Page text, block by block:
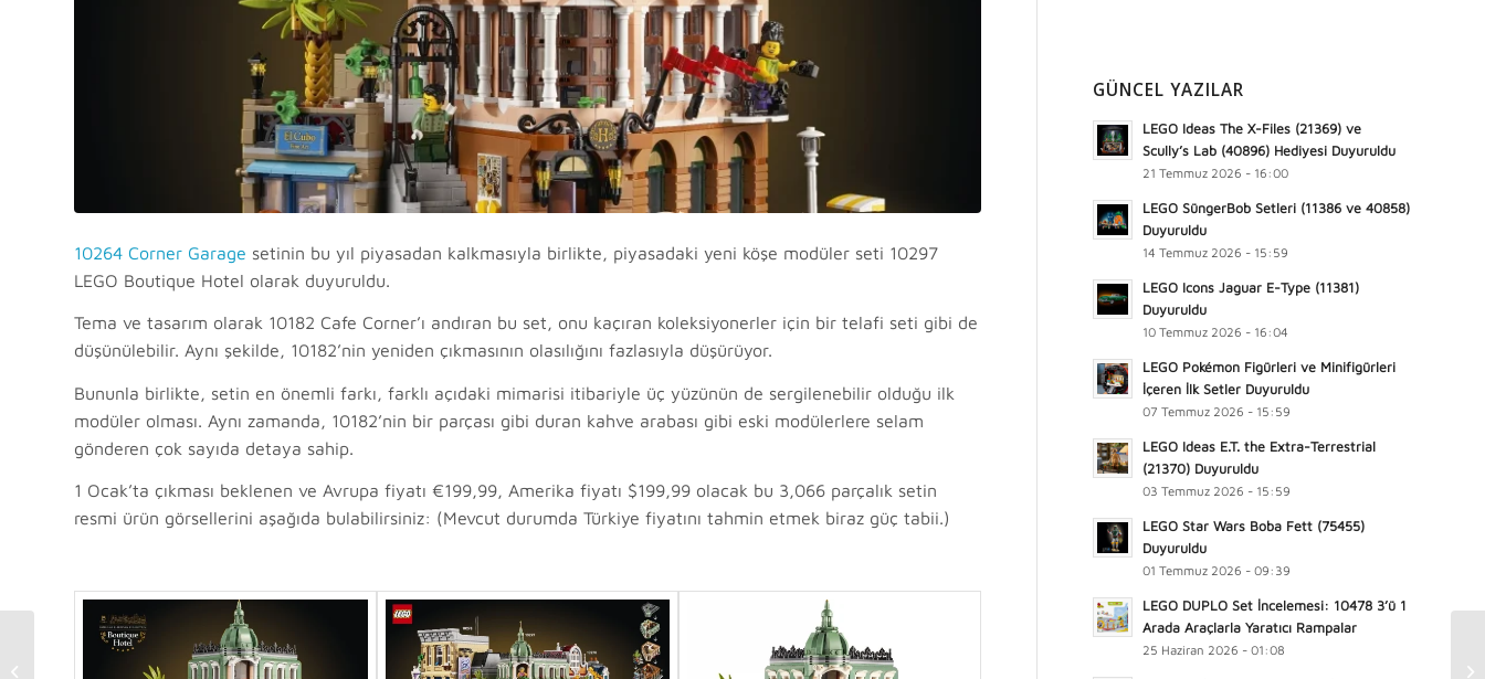
10264 Corner Garage setinin bu yıl piyasadan kalkmasıyla birlikte, piyasadaki yeni köşe modüler seti 10297
LEGO Boutique Hotel olarak duyuruldu.
Tema ve tasarım olarak 10182 Cafe Corner’ı andıran bu set, onu kaçıran koleksiyonerler için bir telafi seti gibi de
düşünülebilir. Aynı şekilde, 10182’nin yeniden çıkmasının olasılığını fazlasıyla düşürüyor.
Bununla birlikte, setin en önemli farkı, farklı açıdaki mimarisi itibariyle üç yüzünün de sergilenebilir olduğu ilk
modüler olması. Aynı zamanda, 10182’nin bir parçası gibi duran kahve arabası gibi eski modülerlere selam
gönderen çok sayıda detaya sahip.
1 Ocak’ta çıkması beklenen ve Avrupa fiyatı €199,99, Amerika fiyatı $199,99 olacak bu 3,066 parçalık setin
resmi ürün görsellerini aşağıda bulabilirsiniz: (Mevcut durumda Türkiye fiyatını tahmin etmek biraz güç tabii.)
GÜNCEL YAZILAR
LEGO Ideas The X-Files (21369) ve
Scully’s Lab (40896) Hediyesi Duyuruldu
21 Temmuz 2026 - 16:00
LEGO SüngerBob Setleri (11386 ve 40858)
Duyuruldu
14 Temmuz 2026 - 15:59
LEGO Icons Jaguar E-Type (11381)
Duyuruldu
10 Temmuz 2026 - 16:04
LEGO Pokémon Figürleri ve Minifigürleri
İçeren İlk Setler Duyuruldu
07 Temmuz 2026 - 15:59
LEGO Ideas E.T. the Extra-Terrestrial
(21370) Duyuruldu
03 Temmuz 2026 - 15:59
LEGO Star Wars Boba Fett (75455)
Duyuruldu
01 Temmuz 2026 - 09:39
LEGO DUPLO Set İncelemesi: 10478 3’ü 1
Arada Araçlarla Yaratıcı Rampalar
25 Haziran 2026 - 01:08